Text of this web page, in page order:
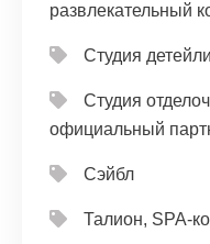
развлекательный
Студия
Студия
официальный
Сэйбл
Талион, SPA-